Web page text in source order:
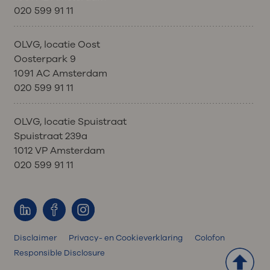
020 599 91 11
OLVG, locatie Oost
Oosterpark 9
1091 AC Amsterdam
020 599 91 11
OLVG, locatie Spuistraat
Spuistraat 239a
1012 VP Amsterdam
020 599 91 11
Disclaimer Privacy- en Cookieverklaring
Colofon
Responsible Disclosure